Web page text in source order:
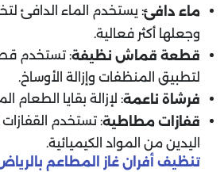
ماء دافئ: يستخدم الماء الدافئ
وجعلها أكثر فعالية.
قطعة قماش نظيفة: تستخدم
لتطبيق المنظفات وإزالة الأوساخ.
فرشاة ناعمة: لإزالة بقايا الطعام
قفازات مطاطية: تستخدم
اليدين من المواد الكيميائية.
تنظيف أفران غاز المطاعم